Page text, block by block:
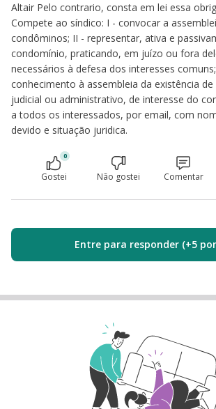
Altair Pelo contrario, consta em lei essa
Compete ao síndico: I - convocar a
condôminos; II - representar, ativa e
condomínio, praticando, em juízo ou fora
necessários à defesa dos interesses
conhecimento à assembleia da existência
judicial ou administrativo, de interesse do
a todos os interessados, por email, com
devido e situação juridica.
0
Gostei Não gostei Comentar
Entre para responder (+5